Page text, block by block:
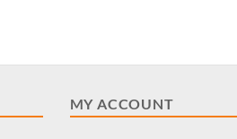
MY ACCOUNT